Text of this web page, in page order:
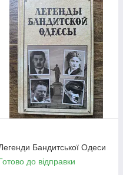
Бандитської Одеси
до відправки